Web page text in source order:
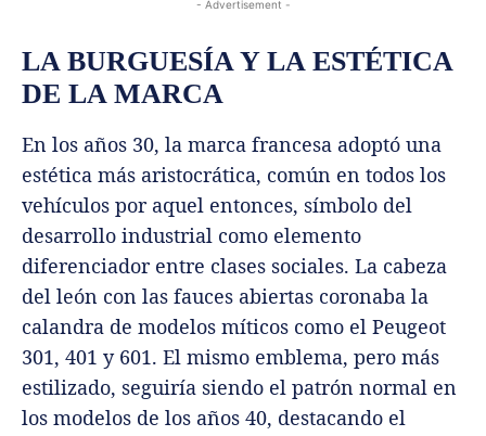
- Advertisement -
LA BURGUESÍA Y LA ESTÉTICA
DE LA MARCA
En los años 30, la marca francesa adoptó una
estética más aristocrática, común en todos los
vehículos por aquel entonces, símbolo del
desarrollo industrial como elemento
diferenciador entre clases sociales. La cabeza
del león con las fauces abiertas coronaba la
calandra de modelos míticos como el Peugeot
301, 401 y 601. El mismo emblema, pero más
estilizado, seguiría siendo el patrón normal en
los modelos de los años 40, destacando el